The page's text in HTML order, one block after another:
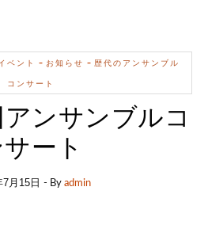
ベント - お知らせ - 歴代のアンサンブル
コンサート
ンサンブルコ
サート
月15日 - By admin